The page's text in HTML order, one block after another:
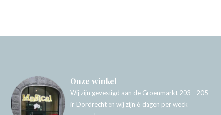
Onze winkel
Wij zijn gevestigd aan de Groenmarkt 203 - 205
in Dordrecht en wij zijn 6 dagen per week